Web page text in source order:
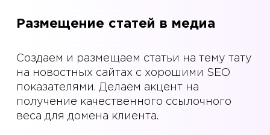
Размещение статей в медиа
Создаем и размещаем статьи на тему тату
на новостных сайтах с хорошими SEO
показателями. Делаем акцент на
получение качественного ссылочного
веса для домена клиента.